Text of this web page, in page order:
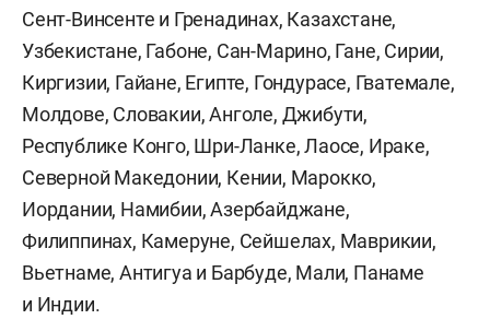
Сент-Винсенте и Гренадинах, Казахстане,
Узбекистане, Габоне, Сан-Марино, Гане, Сирии,
Киргизии, Гайане, Египте, Гондурасе, Гватемале,
Молдове, Словакии, Анголе, Джибути,
Республике Конго, Шри-Ланке, Лаосе, Ираке,
Северной Македонии, Кении, Марокко,
Иордании, Намибии, Азербайджане,
Филиппинах, Камеруне, Сейшелах, Маврикии,
Вьетнаме, Антигуа и Барбуде, Мали, Панаме
и Индии.